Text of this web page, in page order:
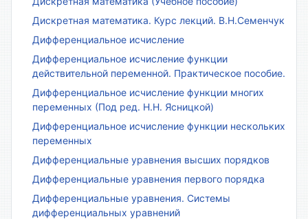
Дискретная математика. Курс лекций. В.Н.Семенчук
Дифференциальное исчисление
Дифференциальное исчисление функции
действительной переменной. Практическое пособие.
Дифференциальное исчисление функции многих
переменных (Под ред. Н.Н. Ясницкой)
Дифференциальное исчисление функции нескольких
переменных
Дифференциальные уравнения высших порядков
Дифференциальные уравнения первого порядка
Дифференциальные уравнения. Системы
дифференциальных уравнений